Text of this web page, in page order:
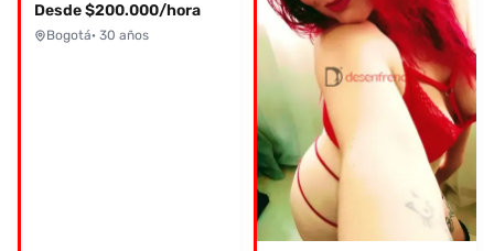
Desde $200.000/hora
Bogotá· 30 años